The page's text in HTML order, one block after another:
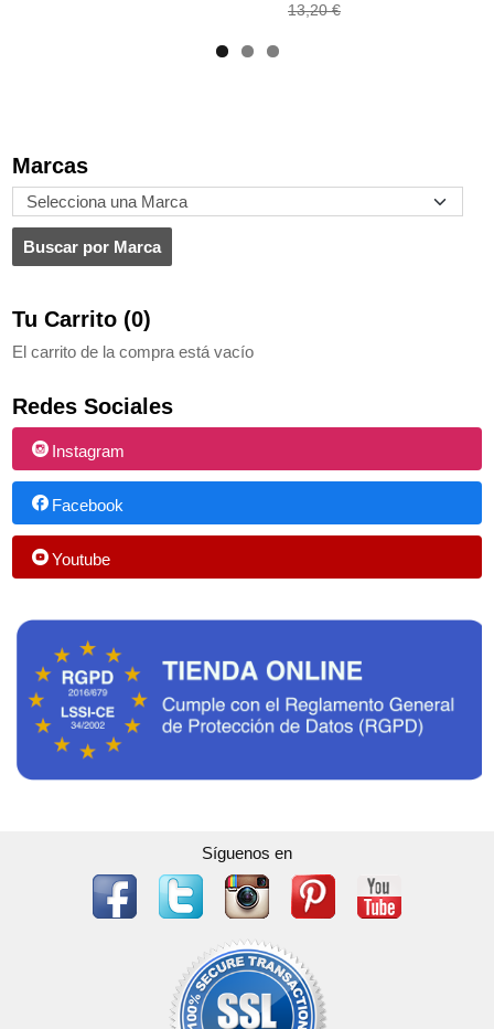
Marcas
Tu Carrito (0)
El carrito de la compra está vacío
Redes Sociales
Instagram
Facebook
Youtube
13,20 €
Síguenos en